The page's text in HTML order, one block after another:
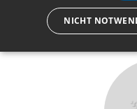
NICHT